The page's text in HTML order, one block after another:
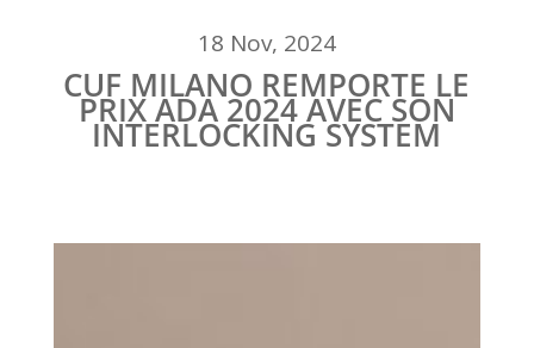
18 Nov, 2024
CUF MILANO REMPORTE LE
PRIX ADA 2024 AVEC SON
INTERLOCKING SYSTEM